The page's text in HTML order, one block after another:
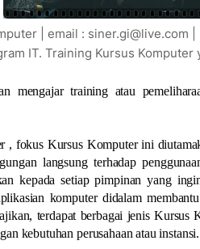
| email :
IT. Training Kursus Komputer
mengajar training atau
, fokus Kursus Komputer ini
langsung terhadap
kepada setiap pimpinan yang
komputer didalam
terdapat berbagai jenis Kursus
kebutuhan perusahaan atau instansi.